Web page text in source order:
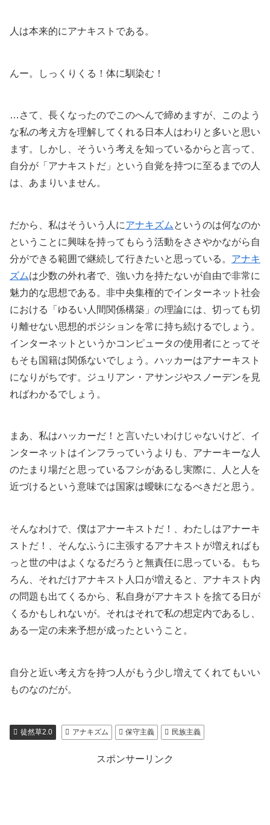
人は本来的にアナキストである。
んー。しっくりくる！体に馴染む！
…さて、長くなったのでこのへんで締めますが、このよう
な私の考え方を理解してくれる日本人はわりと多いと思い
ます。しかし、そういう考えを知っているからと言って、
自分が「アナキストだ」という自覚を持つに至るまでの人
は、あまりいません。
だから、私はそういう人にアナキズム というのは何なのか
ということに興味を持ってもらう活動をささやかながら自
分ができる範囲で継続して行きたいと思っている。 アナキ
ズムは少数の外れ者で、強い力を持たないが自由で非常に
魅力的な思想である。非中央集権的でインターネット社会
における「ゆるい人間関係構築」の理論には、切っても切
り離せない思想的ポジションを常に持ち続けるでしょう。
インターネットというかコンピュータの使用者にとってそ
もそも国籍は関係ないでしょう。ハッカーはアナーキスト
になりがちです。ジュリアン・アサンジやスノーデンを見
ればわかるでしょう。
まあ、私はハッカーだ！と言いたいわけじゃないけど、イ
ンターネットはインフラっていうよりも、アナーキーな人
のたまり場だと思っているフシがあるし実際に、人と人を
近づけるという意味では国家は曖昧になるべきだと思う。
そんなわけで、僕はアナーキストだ！、わたしはアナーキ
ストだ！、そんなふうに主張するアナキストが増えればも
っと世の中はよくなるだろうと無責任に思っている。もち
ろん、それだけアナキスト人口が増えると、アナキスト内
の問題も出てくるから、私自身がアナキストを捨てる日が
くるかもしれないが。それはそれで私の想定内であるし、
ある一定の未来予想が成ったということ。
自分と近い考え方を持つ人がもう少し増えてくれてもいい
ものなのだが。
徒然草2.0 アナキズム 保守主義 民族主義
スポンサーリンク